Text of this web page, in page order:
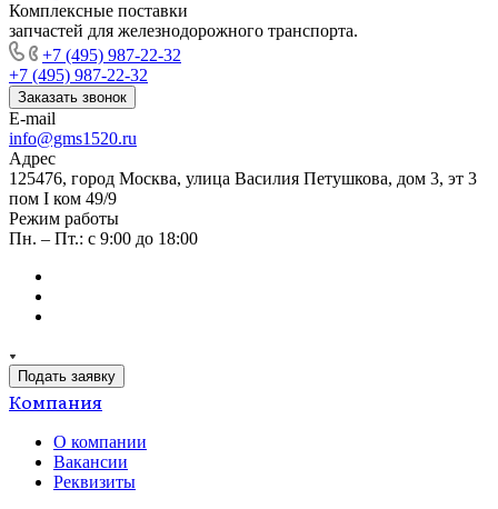
Комплексные поставки
запчастей для железнодорожного транспорта.
+7 (495) 987-22-32
+7 (495) 987-22-32
Заказать звонок
E-mail
info@gms1520.ru
Адрес
125476, город Москва, улица Василия Петушкова, дом 3, эт 3
пом I ком 49/9
Режим работы
Пн. – Пт.: с 9:00 до 18:00
Подать заявку
Компания
О компании
Вакансии
Реквизиты